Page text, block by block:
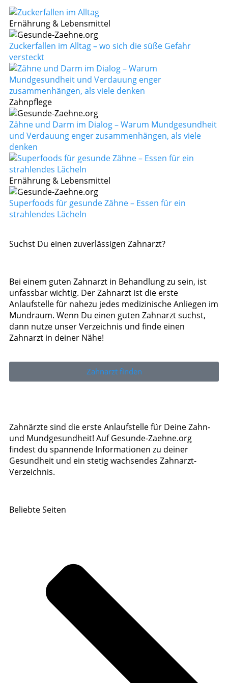
Ernährung & Lebensmittel
Zuckerfallen im Alltag – wo sich die süße Gefahr
versteckt
Zahnpflege
Zähne und Darm im Dialog – Warum Mundgesundheit
und Verdauung enger zusammenhängen, als viele
denken
Ernährung & Lebensmittel
Superfoods für gesunde Zähne – Essen für ein
strahlendes Lächeln
Suchst Du einen zuverlässigen Zahnarzt?
Bei einem guten Zahnarzt in Behandlung zu sein, ist
unfassbar wichtig. Der Zahnarzt ist die erste
Anlaufstelle für nahezu jedes medizinische Anliegen im
Mundraum. Wenn Du einen guten Zahnarzt suchst,
dann nutze unser Verzeichnis und finde einen
Zahnarzt in deiner Nähe!
Zahnarzt finden
Zahnärzte sind die erste Anlaufstelle für Deine Zahn-
und Mundgesundheit! Auf Gesunde-Zaehne.org
findest du spannende Informationen zu deiner
Gesundheit und ein stetig wachsendes Zahnarzt-
Verzeichnis.
Beliebte Seiten